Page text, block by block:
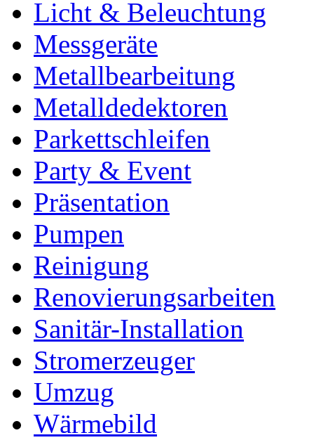
Licht & Beleuchtung
Messgeräte
Metallbearbeitung
Metalldedektoren
Parkettschleifen
Party & Event
Präsentation
Pumpen
Reinigung
Renovierungsarbeiten
Sanitär-Installation
Stromerzeuger
Umzug
Wärmebild